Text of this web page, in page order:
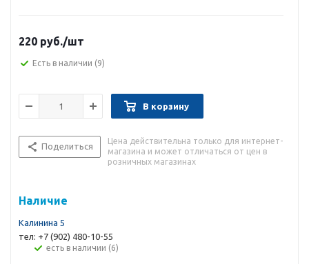
220 руб./шт
Есть в наличии (9)
В корзину
Поделиться
Цена действительна только для интернет-
магазина и может отличаться от цен в
розничных магазинах
Наличие
Калинина 5
тел: +7 (902) 480-10-55
Есть в наличии (6)